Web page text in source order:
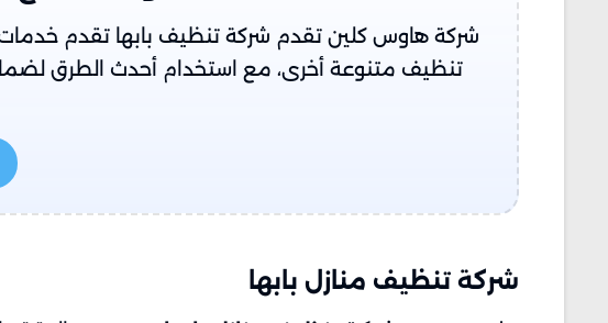
شركة هاوس كلين تقدم شركة تنظيف بابها تقدم خدمات
تنظيف متنوعة أخرى، مع استخدام أحدث الطرق
شركة تنظيف منازل بابها​